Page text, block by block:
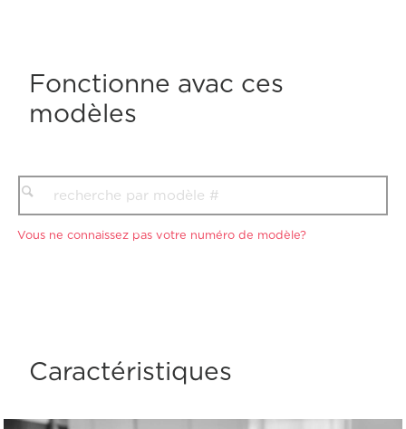
Fonctionne avac ces
modèles
Vous ne connaissez pas votre numéro de modèle?
Caractéristiques